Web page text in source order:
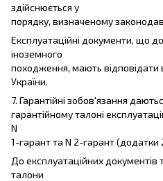
здійснюється у
порядку, визначеному
Експлуатаційні документи, що
іноземного
походження, мають відповідати
України.
7. Гарантійні зобов'язання
гарантійному талоні
N
1-гарант та N 2-гарант (додатки
До експлуатаційних документів
талони